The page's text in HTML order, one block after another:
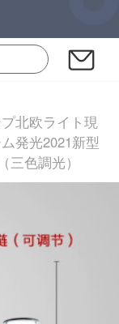
北欧ライト現
発光2021新型
色調光）